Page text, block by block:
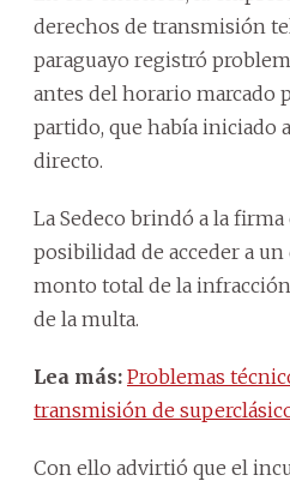
derechos de transmisión
paraguayo registró
antes del horario marcado
partido, que había iniciado
directo.
La Sedeco brindó a la
posibilidad de acceder a
monto total de la
de la multa.
Lea más: Problemas
transmisión de
Con ello advirtió que el